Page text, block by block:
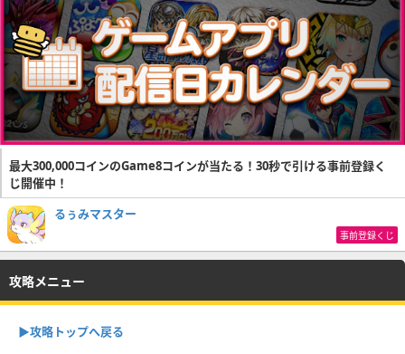
最大300,000コインのGame8コインが当たる！30秒で引ける事前登録く
じ開催中！
るぅみマスター
事前登録くじ
攻略メニュー
▶︎攻略トップへ戻る